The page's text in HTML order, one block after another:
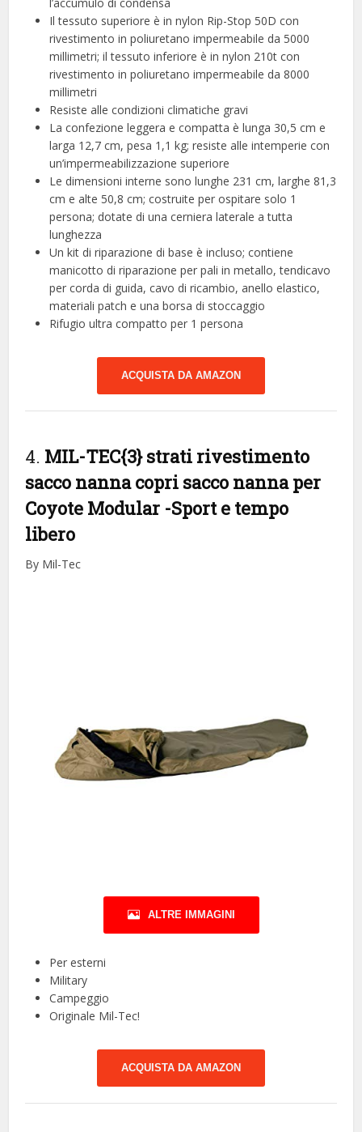
Il tessuto superiore è in nylon Rip-Stop 50D con
rivestimento in poliuretano impermeabile da 5000
millimetri; il tessuto inferiore è in nylon 210t con
rivestimento in poliuretano impermeabile da 8000
millimetri
Resiste alle condizioni climatiche gravi
La confezione leggera e compatta è lunga 30,5 cm e
larga 12,7 cm, pesa 1,1 kg; resiste alle intemperie con
un’impermeabilizzazione superiore
Le dimensioni interne sono lunghe 231 cm, larghe 81,3
cm e alte 50,8 cm; costruite per ospitare solo 1
persona; dotate di una cerniera laterale a tutta
lunghezza
Un kit di riparazione di base è incluso; contiene
manicotto di riparazione per pali in metallo, tendicavo
per corda di guida, cavo di ricambio, anello elastico,
materiali patch e una borsa di stoccaggio
Rifugio ultra compatto per 1 persona
ACQUISTA DA AMAZON
4. MIL-TEC{3} strati rivestimento
sacco nanna copri sacco nanna per
Coyote Modular -Sport e tempo
libero
By Mil-Tec
ALTRE IMMAGINI
Per esterni
Military
Campeggio
Originale Mil-Tec!
ACQUISTA DA AMAZON